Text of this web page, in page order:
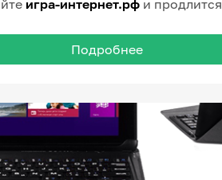
игра-интернет.рф и продлится до 30
Подробнее